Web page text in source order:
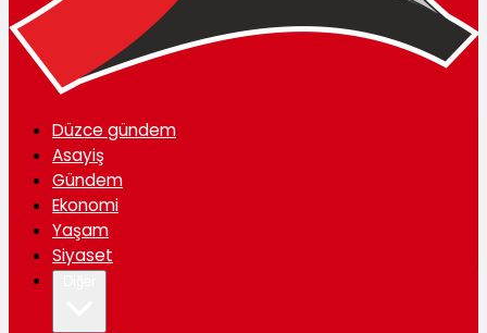
Düzce gündem
Asayiş
Gündem
Ekonomi
Yaşam
Siyaset